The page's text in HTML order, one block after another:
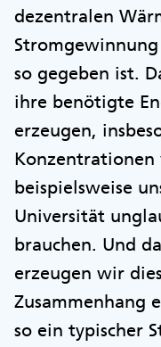
dezentralen
so gegeben ist.
ihre benötigte
erzeugen,
Konzentrationen
beispielsweise
Universität
brauchen. Und
erzeugen wir
Zusammenhang
so ein typischer